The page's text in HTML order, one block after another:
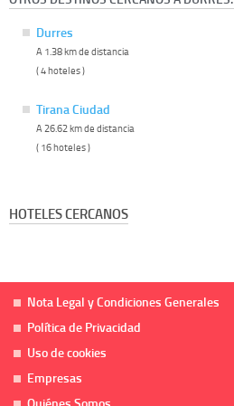
Durres
A 1.38 km de distancia
( 4 hoteles )
Tirana Ciudad
A 26.62 km de distancia
( 16 hoteles )
HOTELES CERCANOS
Nota Legal y Condiciones Generales
Política de Privacidad
Uso de cookies
Empresas